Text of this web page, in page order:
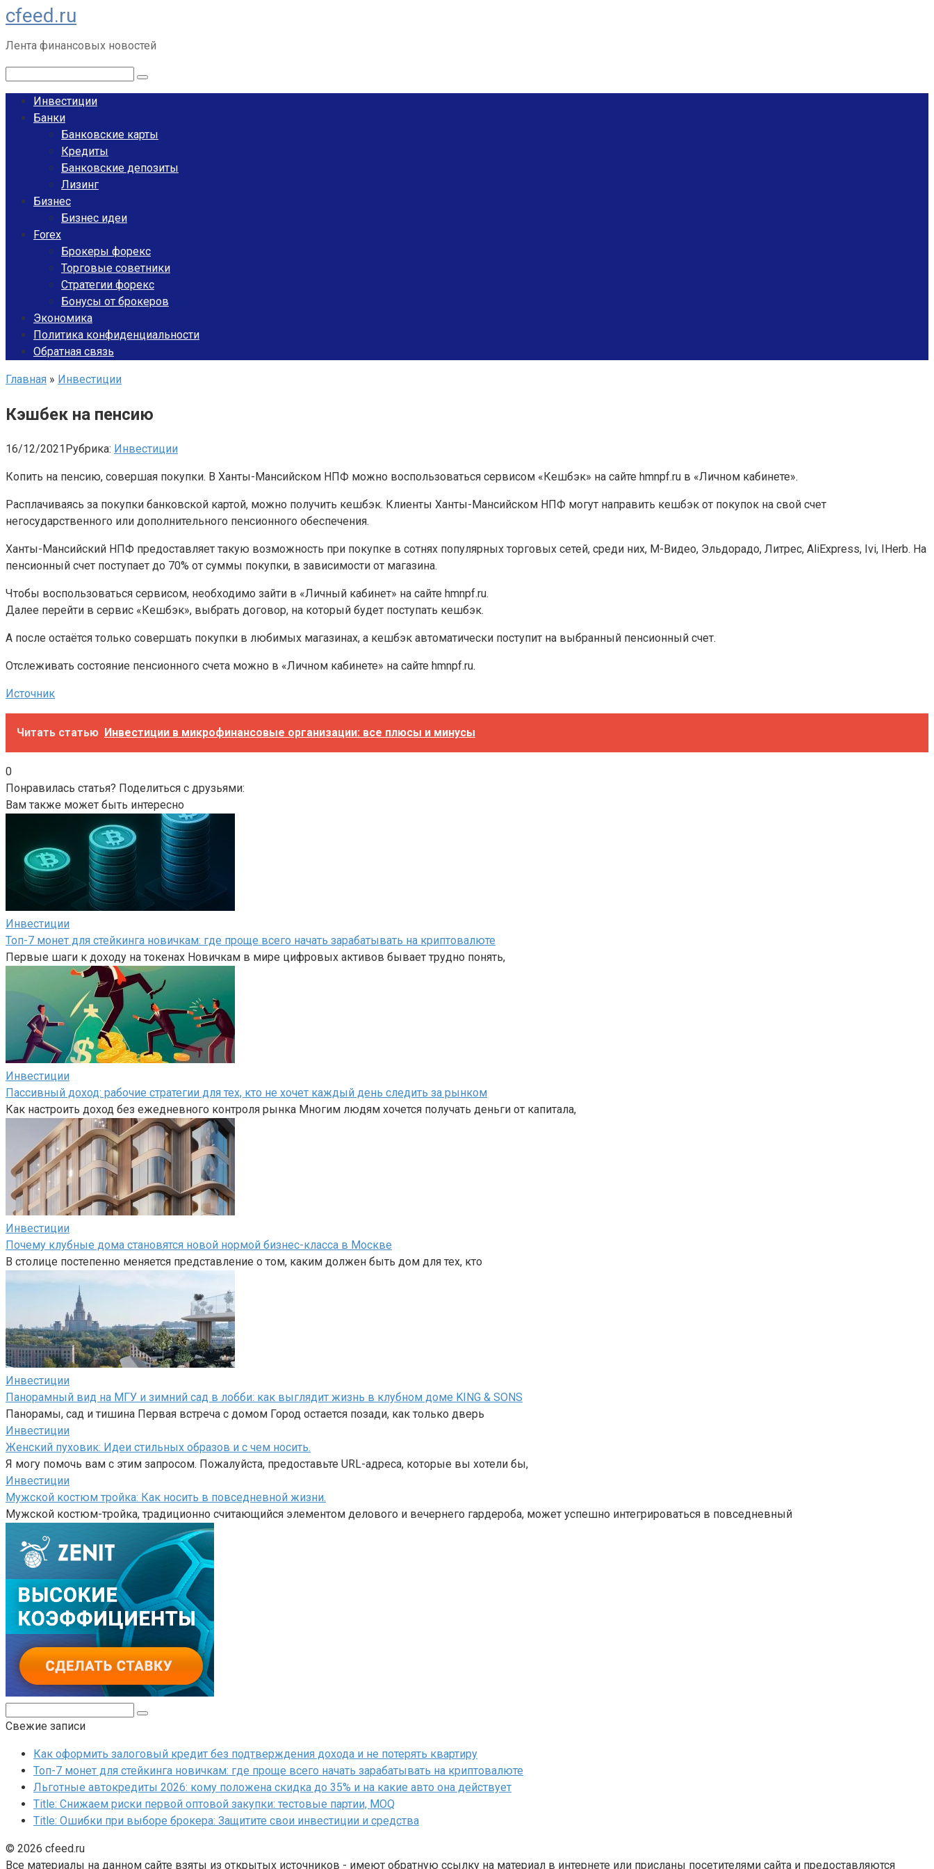
Перейти
к
контенту
cfeed.ru
Лента финансовых новостей
Инвестиции
Банки
Банковские карты
Кредиты
Банковские депозиты
Лизинг
Бизнес
Бизнес идеи
Forex
Брокеры форекс
Торговые советники
Стратегии форекс
Бонусы от брокеров
Экономика
Политика конфиденциальности
Обратная связь
Главная » Инвестиции
Кэшбек на пенсию
16/12/2021Рубрика: Инвестиции
Копить на пенсию, совершая покупки. В Ханты-Мансийском НПФ можно воспользоваться сервисом «Кешбэк» на сайте hmnpf.ru в «Личном кабинете».
Расплачиваясь за покупки банковской картой, можно получить кешбэк. Клиенты Ханты-Мансийском НПФ могут направить кешбэк от покупок на свой счет
негосударственного или дополнительного пенсионного обеспечения.
Ханты-Мансийский НПФ предоставляет такую возможность при покупке в сотнях популярных торговых сетей, среди них, М-Видео, Эльдорадо, Литрес, AliExpress, Ivi, IHerb. На
пенсионный счет поступает до 70% от суммы покупки, в зависимости от магазина.
Чтобы воспользоваться сервисом, необходимо зайти в «Личный кабинет» на сайте hmnpf.ru.
Далее перейти в сервис «Кешбэк», выбрать договор, на который будет поступать кешбэк.
А после остаётся только совершать покупки в любимых магазинах, а кешбэк автоматически поступит на выбранный пенсионный счет.
Отслеживать состояние пенсионного счета можно в «Личном кабинете» на сайте hmnpf.ru.
Источник
Читать статью Инвестиции в микрофинансовые организации: все плюсы и минусы
0
Понравилась статья? Поделиться с друзьями:
Вам также может быть интересно
Инвестиции
Топ-7 монет для стейкинга новичкам: где проще всего начать зарабатывать на криптовалюте
Первые шаги к доходу на токенах Новичкам в мире цифровых активов бывает трудно понять,
Инвестиции
Пассивный доход: рабочие стратегии для тех, кто не хочет каждый день следить за рынком
Как настроить доход без ежедневного контроля рынка Многим людям хочется получать деньги от капитала,
Инвестиции
Почему клубные дома становятся новой нормой бизнес-класса в Москве
В столице постепенно меняется представление о том, каким должен быть дом для тех, кто
Инвестиции
Панорамный вид на МГУ и зимний сад в лобби: как выглядит жизнь в клубном доме KING & SONS
Панорамы, сад и тишина Первая встреча с домом Город остается позади, как только дверь
Инвестиции
Женский пуховик: Идеи стильных образов и с чем носить.
Я могу помочь вам с этим запросом. Пожалуйста, предоставьте URL-адреса, которые вы хотели бы,
Инвестиции
Мужской костюм тройка: Как носить в повседневной жизни.
Мужской костюм-тройка, традиционно считающийся элементом делового и вечернего гардероба, может успешно интегрироваться в повседневный
Свежие записи
Как оформить залоговый кредит без подтверждения дохода и не потерять квартиру
Топ-7 монет для стейкинга новичкам: где проще всего начать зарабатывать на криптовалюте
Льготные автокредиты 2026: кому положена скидка до 35% и на какие авто она действует
Title: Снижаем риски первой оптовой закупки: тестовые партии, MOQ
Title: Ошибки при выборе брокера: Защитите свои инвестиции и средства
© 2026 cfeed.ru
Все материалы на данном сайте взяты из открытых источников - имеют обратную ссылку на материал в интернете или присланы посетителями сайта и предоставляются